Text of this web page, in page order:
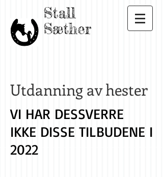
Stall
Sæther
Utdanning av hester
VI HAR DESSVERRE
IKKE DISSE TILBUDENE I
2022